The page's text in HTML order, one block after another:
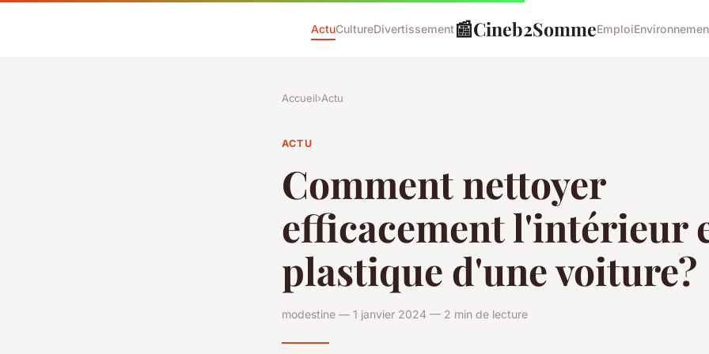
ActuCultureDivertissement📰Cineb2SommeEmploi
Accueil›Actu
ACTU
Comment nettoyer
efficacement l'intérieur
plastique d'une voiture?
modestine — 1 janvier 2024 — 2 min de lecture